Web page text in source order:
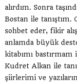
alırdım. Sonra
Bostan ile
sohbet eder, fikir
anlamda büyük
kitabımı
Kudret Alkan ile
şiirlerimi ve